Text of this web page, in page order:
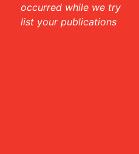
occurred while we try
list your publications